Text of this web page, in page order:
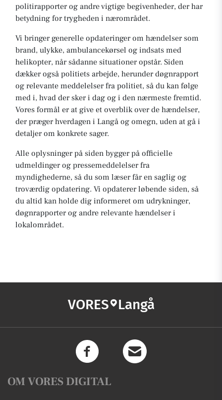
politirapporter og andre vigtige begivenheder, der har
betydning for trygheden i nærområdet.
Vi bringer generelle opdateringer om hændelser som
brand, ulykke, ambulancekørsel og indsats med
helikopter, når sådanne situationer opstår. Siden
dækker også politiets arbejde, herunder døgnrapport
og relevante meddelelser fra politiet, så du kan følge
med i, hvad der sker i dag og i den nærmeste fremtid.
Vores formål er at give et overblik over de hændelser,
der præger hverdagen i Langå og omegn, uden at gå i
detaljer om konkrete sager.
Alle oplysninger på siden bygger på officielle
udmeldinger og pressemeddelelser fra
myndighederne, så du som læser får en saglig og
troværdig opdatering. Vi opdaterer løbende siden, så
du altid kan holde dig informeret om udrykninger,
døgnrapporter og andre relevante hændelser i
lokalområdet.
VORES Langå
OM VORES DIGITAL